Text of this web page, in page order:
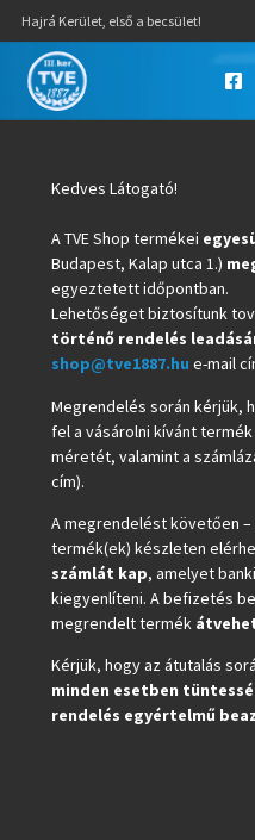
Hajrá Kerület, első a becsület!
Kedves Látogató!
A TVE Shop termékei
Budapest, Kalap utca 1.)
egyeztetett időpontban.
Lehetőséget biztosítunk
történő rendelés
shop@tve1887.hu e-mail
Megrendelés során kérjük,
fel a vásárolni kívánt
méretét, valamint a
cím).
A megrendelést követően
termék(ek) készleten
számlát kap, amelyet banki
kiegyenlíteni. A befizetés
megrendelt termék
Kérjük, hogy az átutalás
minden esetben
rendelés egyértelmű